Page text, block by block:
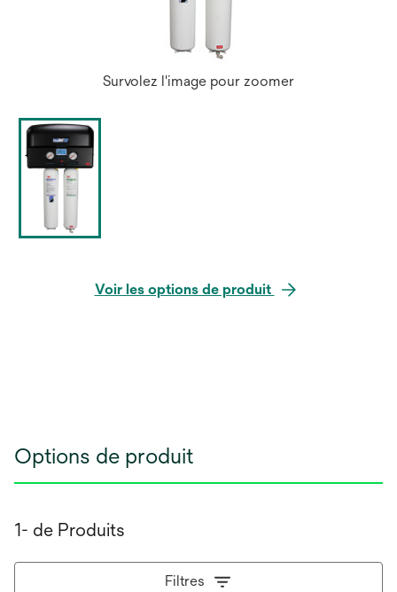
Survolez l'image pour zoomer
Voir les options de produit
Options de produit
1- de Produits
Filtres